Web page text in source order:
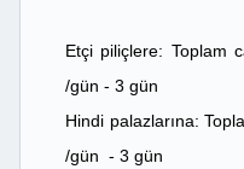
Etçi piliçlere: Toplam
/gün - 3 gün
Hindi palazlarına:
/gün - 3 gün